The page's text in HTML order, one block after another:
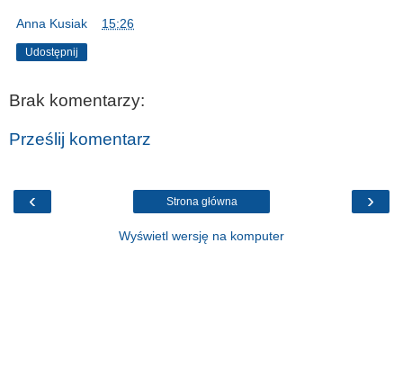
Anna Kusiak 15:26
Udostępnij
Brak komentarzy:
Prześlij komentarz
‹ ›
Strona główna
Wyświetl wersję na komputer